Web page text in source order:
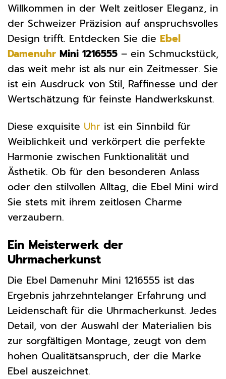
Willkommen in der Welt zeitloser Eleganz, in
der Schweizer Präzision auf anspruchsvolles
Design trifft. Entdecken Sie die Ebel
Damenuhr Mini 1216555 – ein Schmuckstück,
das weit mehr ist als nur ein Zeitmesser. Sie
ist ein Ausdruck von Stil, Raffinesse und der
Wertschätzung für feinste Handwerkskunst.
Diese exquisite Uhr ist ein Sinnbild für
Weiblichkeit und verkörpert die perfekte
Harmonie zwischen Funktionalität und
Ästhetik. Ob für den besonderen Anlass
oder den stilvollen Alltag, die Ebel Mini wird
Sie stets mit ihrem zeitlosen Charme
verzaubern.
Ein Meisterwerk der
Uhrmacherkunst
Die Ebel Damenuhr Mini 1216555 ist das
Ergebnis jahrzehntelanger Erfahrung und
Leidenschaft für die Uhrmacherkunst. Jedes
Detail, von der Auswahl der Materialien bis
zur sorgfältigen Montage, zeugt von dem
hohen Qualitätsanspruch, der die Marke
Ebel auszeichnet.